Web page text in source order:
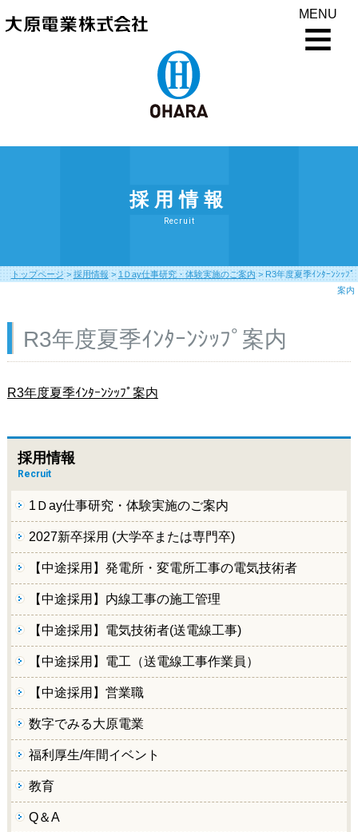
MENU
採用情報
Recruit
トップページ > 採用情報 > 1Ｄay仕事研究・体験実施のご案内 > R3年度夏季ｲﾝﾀｰﾝｼｯﾌﾟ
案内
R3年度夏季ｲﾝﾀｰﾝｼｯﾌﾟ案内
R3年度夏季ｲﾝﾀｰﾝｼｯﾌﾟ案内
採用情報
Recruit
1Ｄay仕事研究・体験実施のご案内
2027新卒採用 (大学卒または専門卒)
【中途採用】発電所・変電所工事の電気技術者
【中途採用】内線工事の施工管理
【中途採用】電気技術者(送電線工事)
【中途採用】電工（送電線工事作業員）
【中途採用】営業職
数字でみる大原電業
福利厚生/年間イベント
教育
Q＆A